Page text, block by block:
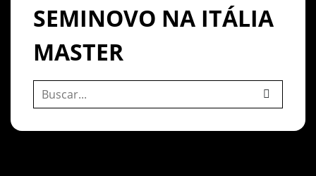
SEMINOVO NA ITÁLIA
MASTER